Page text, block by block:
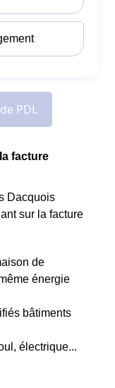
facture
Dacquois
sur la facture
de
énergie
bâtiments
électrique...